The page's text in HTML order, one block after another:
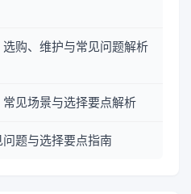
购、维护与常见问题解析
见场景与选择要点解析
题与选择要点指南